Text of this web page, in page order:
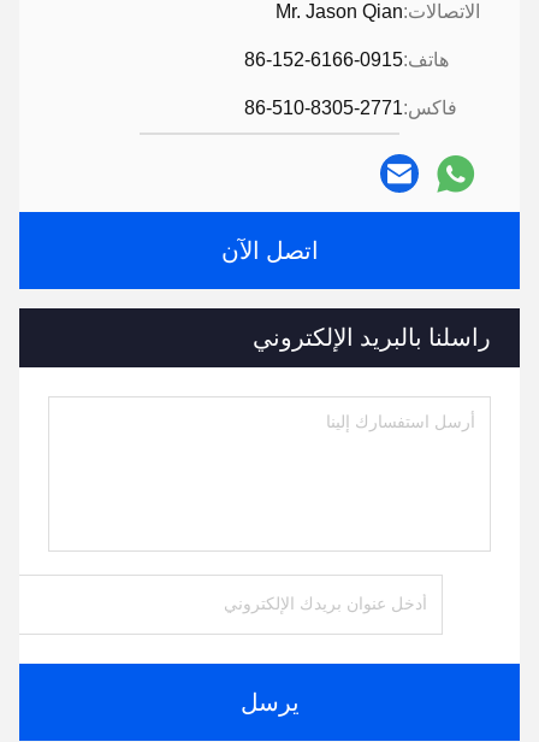
الاتصالات:Mr. Jason Qian
هاتف:86-152-6166-0915
فاكس:86-510-8305-2771
اتصل الآن
راسلنا بالبريد الإلكتروني
يرسل